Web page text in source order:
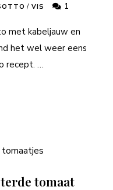
/ VIS 1
met kabeljauw en
het wel weer eens
recept. …
tomaat